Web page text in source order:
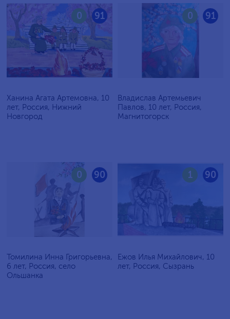
91
0
Ханина Агата Артемовна, 10
лет, Россия, Нижний
Новгород
91
0
Владислав Артемьевич
Павлов, 10 лет, Россия,
Магнитогорск
90
0
Томилина Инна Григорьевна,
6 лет, Россия, село
Ольшанка
90
1
Ежов Илья Михайлович, 10
лет, Россия, Сызрань